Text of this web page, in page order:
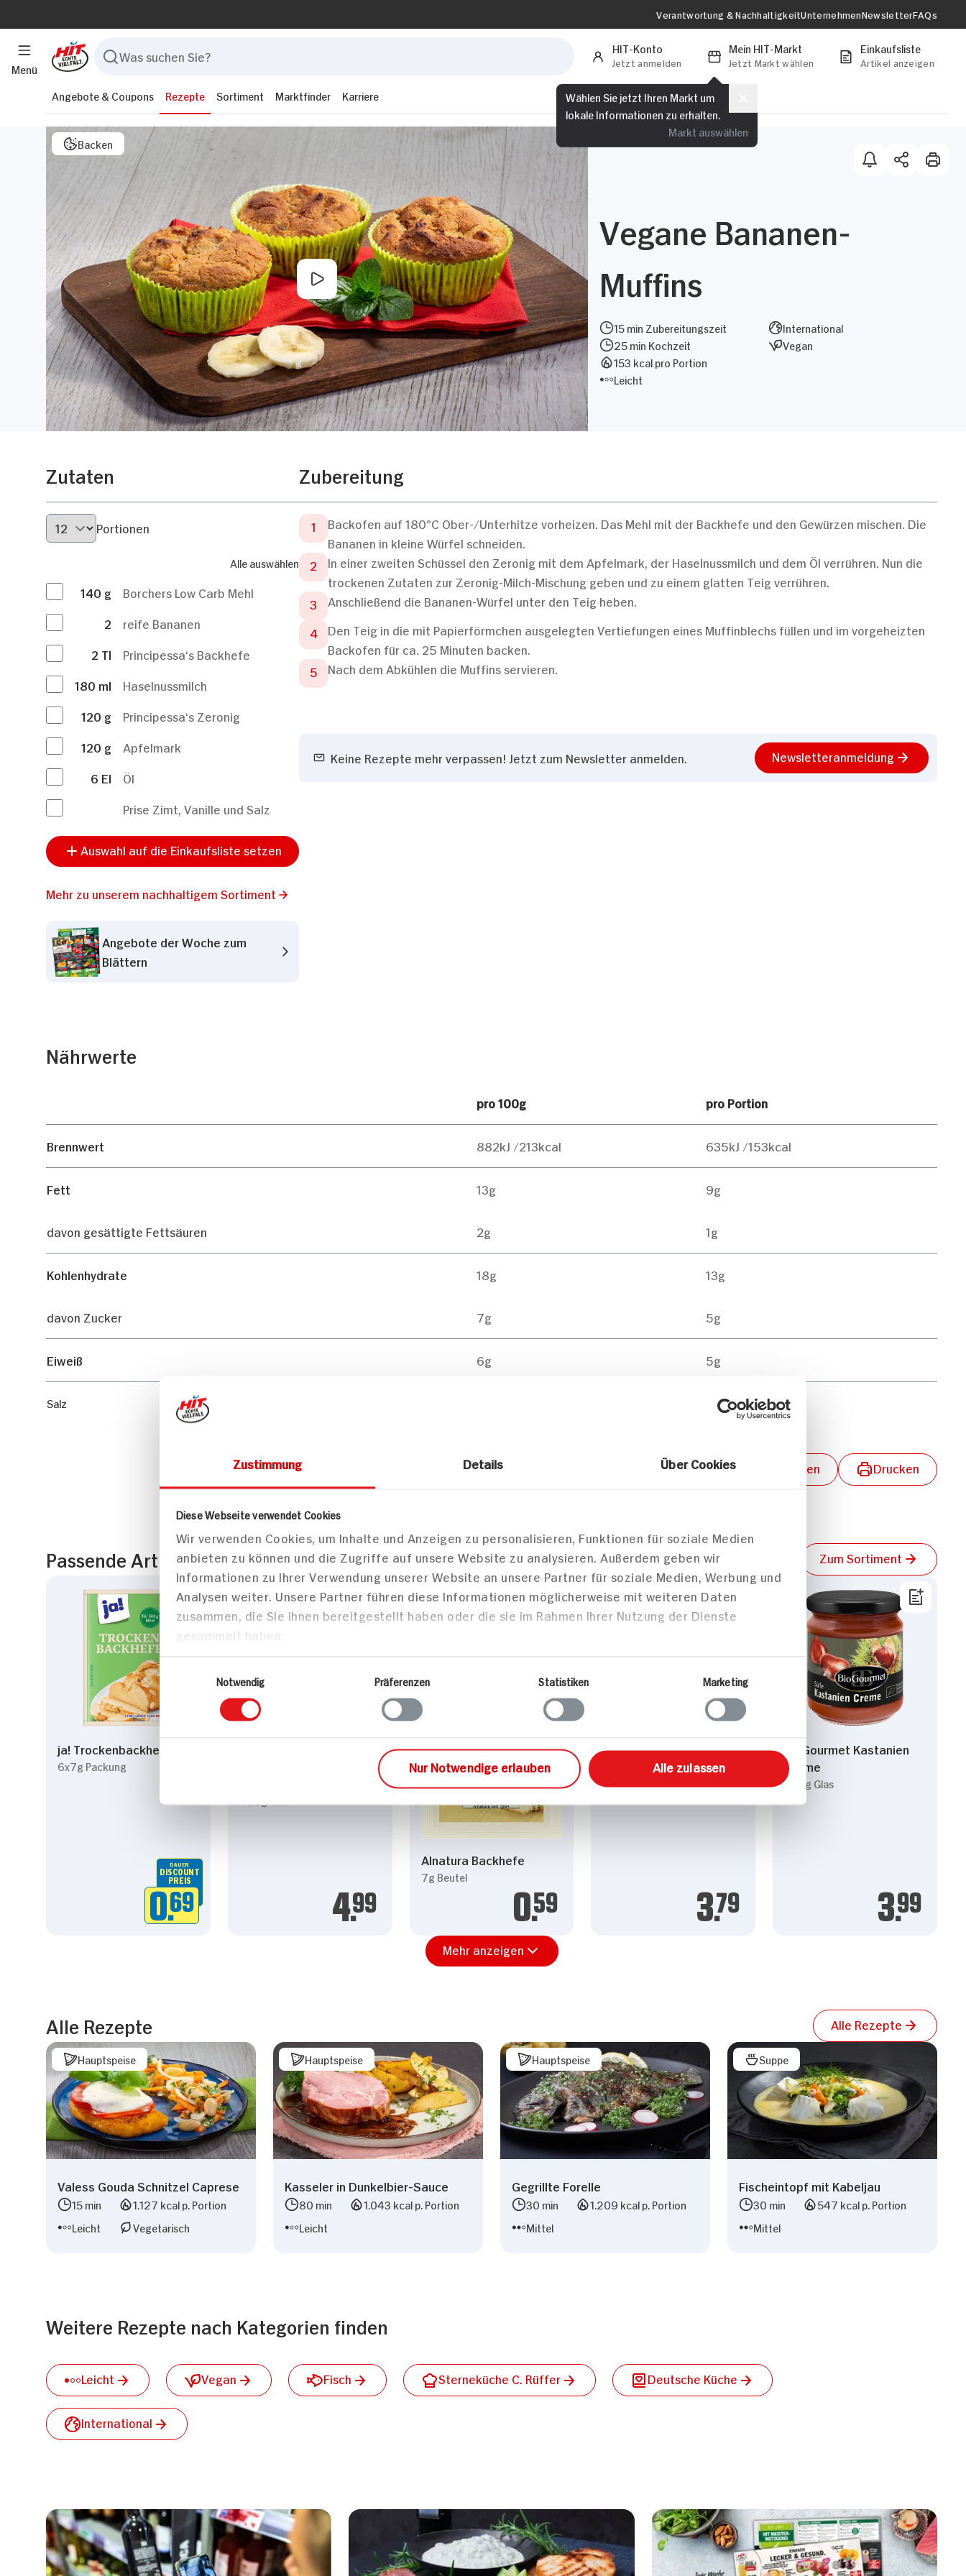
Zustimmung Details Über Cookies
Diese Webseite verwendet Cookies
Wir verwenden Cookies, um Inhalte und Anzeigen zu personalisieren, Funktionen für soziale Medien
anbieten zu können und die Zugriffe auf unsere Website zu analysieren. Außerdem geben wir
Informationen zu Ihrer Verwendung unserer Website an unsere Partner für soziale Medien, Werbung und
Analysen weiter. Unsere Partner führen diese Informationen möglicherweise mit weiteren Daten
zusammen, die Sie ihnen bereitgestellt haben oder die sie im Rahmen Ihrer Nutzung der Dienste
gesammelt haben.
Einwilligungsauswahl
Notwendig
Präferenzen Statistiken Marketing
Nur Notwendige erlauben Alle zulassen
Menü
Verantwortung & NachhaltigkeitUnternehmenNewsletterFAQs
HIT-Konto
Jetzt anmelden
Mein HIT-Markt
Jetzt Markt wählen
Wählen Sie jetzt Ihren Markt um
lokale Informationen zu erhalten.
Markt auswählen
Einkaufsliste
Artikel anzeigen
Angebote & Coupons Rezepte Sortiment Marktfinder Karriere
Backen
Vegane Bananen-
Muffins
15 min Zubereitungszeit
25 min Kochzeit
153 kcal pro Portion
Leicht
International
Vegan
Zutaten
Portionen
Alle auswählen
140 g
Borchers Low Carb Mehl
2
reife Bananen
2 Tl
Principessa‘s Backhefe
180 ml
Haselnussmilch
120 g
Principessa‘s Zeronig
120 g
Apfelmark
6 El
Öl
Prise Zimt, Vanille und Salz
Auswahl auf die Einkaufsliste setzen
Mehr zu unserem nachhaltigem Sortiment
Angebote der Woche zum
Blättern
Zubereitung
Backofen auf 180°C Ober-/Unterhitze vorheizen. Das Mehl mit der Backhefe und den Gewürzen mischen. Die
Bananen in kleine Würfel schneiden.
In einer zweiten Schüssel den Zeronig mit dem Apfelmark, der Haselnussmilch und dem Öl verrühren. Nun die
trockenen Zutaten zur Zeronig-Milch-Mischung geben und zu einem glatten Teig verrühren.
Anschließend die Bananen-Würfel unter den Teig heben.
Den Teig in die mit Papierförmchen ausgelegten Vertiefungen eines Muffinblechs füllen und im vorgeheizten
Backofen für ca. 25 Minuten backen.
Nach dem Abkühlen die Muffins servieren.
Keine Rezepte mehr verpassen! Jetzt zum Newsletter anmelden. Newsletteranmeldung
Nährwerte
pro 100g pro Portion
Brennwert 882kJ /213kcal 635kJ /153kcal
Fett 13g 9g
davon gesättigte Fettsäuren 2g 1g
Kohlenhydrate 18g 13g
davon Zucker 7g 5g
Eiweiß 6g 5g
Salz 0g
Mitteilungen aktivieren Teilen Drucken
Passende Artikel zum Rezept Zum Sortiment
ja! Trockenbackhefe
6x7g Packung
DAUER
DISCOUNT
PREIS
0.69 4.99
Alnatura Backhefe
7g Beutel
0.59
Bio Gourmet
Kokosraspeln
3.79
BioGourmet Kastanien
Creme
230g Glas
3.99
Mehr anzeigen
Alle Rezepte Alle Rezepte
Hauptspeise
Valess Gouda Schnitzel Caprese
15 min
1.127 kcal p. Portion
Leicht
Vegetarisch
Hauptspeise
Kasseler in Dunkelbier-Sauce
80 min
1.043 kcal p. Portion
Leicht
Hauptspeise
Gegrillte Forelle
30 min
1.209 kcal p. Portion
Mittel
Suppe
Fischeintopf mit Kabeljau
30 min
547 kcal p. Portion
Mittel
Weitere Rezepte nach Kategorien finden
Leicht Vegan Fisch Sterneküche C. Rüffer Deutsche Küche
International